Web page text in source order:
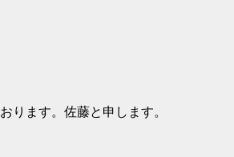
ります。佐藤と申します。